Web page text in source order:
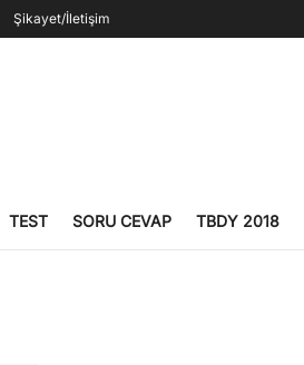
Şikayet/İletişim
TEST SORU CEVAP TBDY 2018